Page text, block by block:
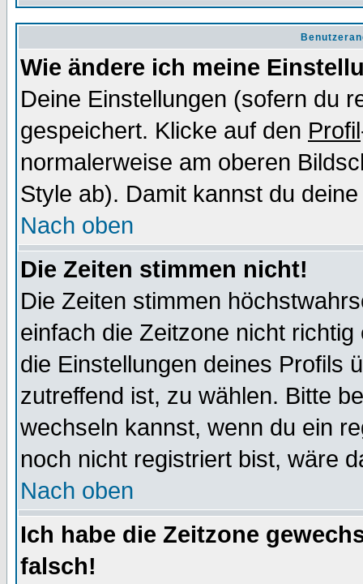
Wie ändere ich meine
Deine Einstellungen (sofern du
gespeichert. Klicke auf den Profil
normalerweise am oberen
Style ab). Damit kannst du
Nach oben
Die Zeiten stimmen nicht!
Die Zeiten stimmen
einfach die Zeitzone nicht
die Einstellungen deines Profils
zutreffend ist, zu wählen. Bitte
wechseln kannst, wenn du ein
noch nicht registriert bist, wäre
Nach oben
Ich habe die Zeitzone
falsch!